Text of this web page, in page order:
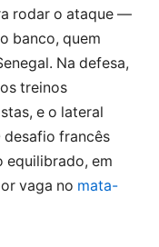
rodar o ataque —
banco, quem
Na defesa,
treinos
e o lateral
desafio francês
equilibrado, em
vaga no mata-